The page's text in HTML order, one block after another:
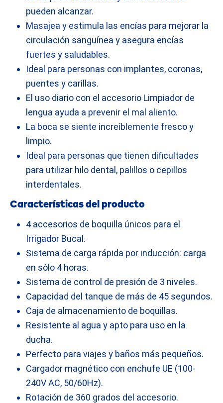
pueden alcanzar.
Masajea y estimula las encías para mejorar la
circulación sanguínea y asegura encías
fuertes y saludables.
Ideal para personas con implantes, coronas,
puentes y carillas.
El uso diario con el accesorio Limpiador de
lengua ayuda a prevenir el mal aliento.
La boca se siente increíblemente fresco y
limpio.
Ideal para personas que tienen dificultades
para utilizar hilo dental, palillos o cepillos
interdentales.
Características del producto
4 accesorios de boquilla únicos para el
Irrigador Bucal.
Sistema de carga rápida por inducción: carga
en sólo 4 horas.
Sistema de control de presión de 3 niveles.
Capacidad del tanque de más de 45 segundos.
Caja de almacenamiento de boquillas.
Resistente al agua y apto para uso en la
ducha.
Perfecto para viajes y baños más pequeños.
Cargador magnético con enchufe UE (100-
240V AC, 50/60Hz).
Rotación de 360 grados del accesorio.